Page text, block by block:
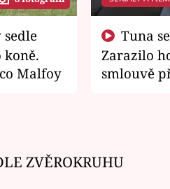
Malfoy
Zarazilo
smlouvě
ZVĚROKRUHU